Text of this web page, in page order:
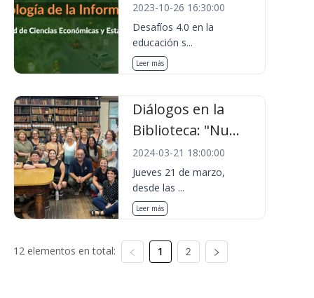
2023-10-26 16:30:00
Desafíos 4.0 en la
educación s...
Leer más
Diálogos en la
Biblioteca: "Nu...
2024-03-21 18:00:00
Jueves 21 de marzo,
desde las ...
Leer más
12 elementos en total: 1 2